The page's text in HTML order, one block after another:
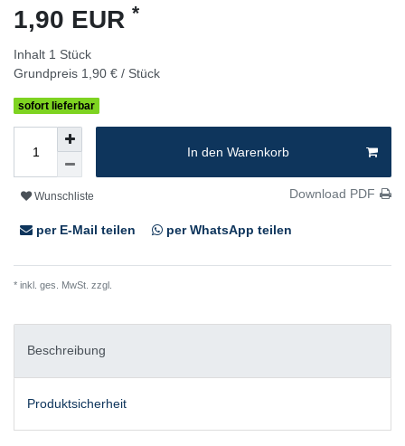
1,90 EUR *
Inhalt 1 Stück
Grundpreis 1,90 € / Stück
sofort lieferbar
In den Warenkorb
Wunschliste Download PDF
per E-Mail teilen per WhatsApp teilen
* inkl. ges. MwSt. zzgl.
Beschreibung
Produktsicherheit